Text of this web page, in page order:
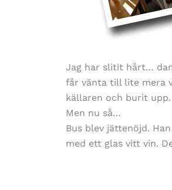
Jag har slitit hårt…
får vänta till lite mera
källaren och burit
Men nu så…
Bus blev jättenöjd.
med ett glas vitt vin.